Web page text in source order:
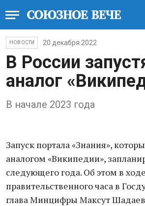
НОВОСТИ 20 декабря 2022
В России
аналог
В начале 2023 года
Запуск портала «Знания»,
аналогом «Википедии»,
следующего года. Об этом в ходе
правительственного часа в
глава Минцифры Максут